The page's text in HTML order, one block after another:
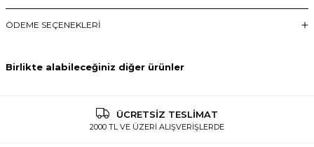
ÖDEME SEÇENEKLERI
Birlikte alabileceğiniz diğer ürünler
ÜCRETSİZ TESLİMAT
2000 TL VE ÜZERİ ALIŞVERİŞLERDE